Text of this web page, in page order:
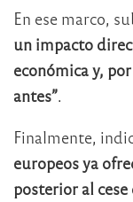
En ese marco,
un impacto
económica y,
antes”.
Finalmente,
europeos ya
posterior al